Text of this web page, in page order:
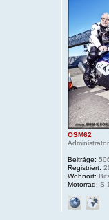
OSM62
Administrator
Beiträge:
Registriert:
Wohnort:
Motorrad: S